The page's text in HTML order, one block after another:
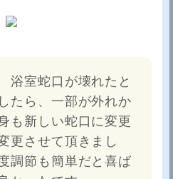
室蛇口が壊れたと
たら、一部が外れか
も新しい蛇口に変更
更させて頂きまし
調節も簡単だと喜ば